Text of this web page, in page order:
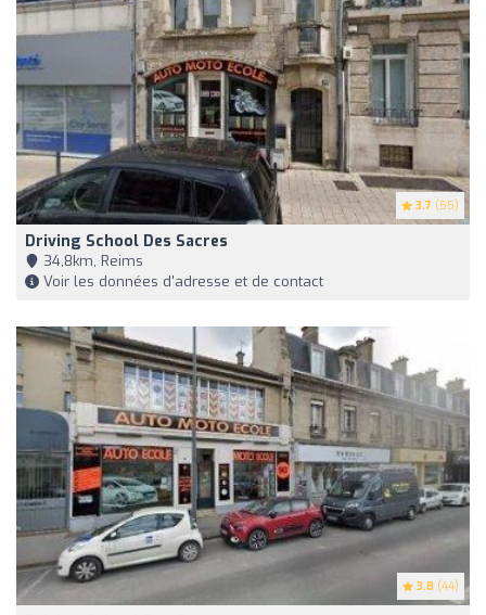
3.7 (55)
Driving School Des Sacres
34,8km, Reims
Voir les données d'adresse et de contact
3.8 (44)